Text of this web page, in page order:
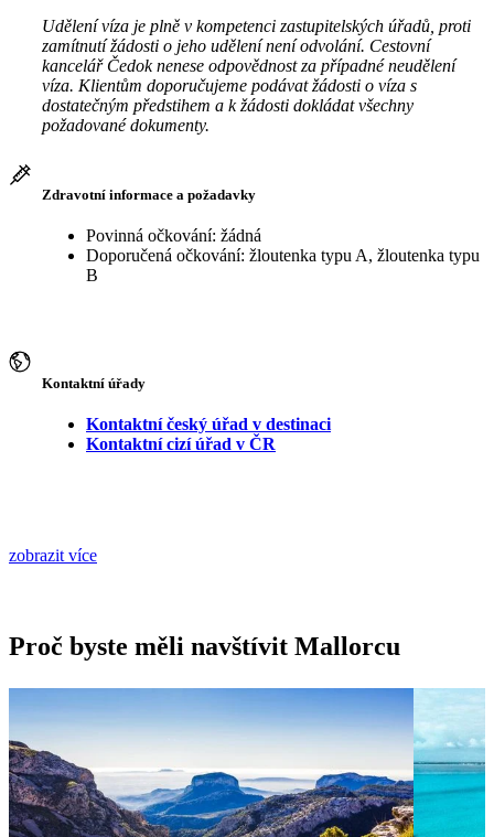
Udělení víza je plně v kompetenci zastupitelských úřadů, proti
zamítnutí žádosti o jeho udělení není odvolání. Cestovní
kancelář Čedok nenese odpovědnost za případné neudělení
víza. Klientům doporučujeme podávat žádosti o víza s
dostatečným předstihem a k žádosti dokládat všechny
požadované dokumenty.
Zdravotní informace a požadavky
Povinná očkování: žádná
Doporučená očkování: žloutenka typu A, žloutenka typu
B
Kontaktní úřady
Kontaktní český úřad v destinaci
Kontaktní cizí úřad v ČR
zobrazit více
Proč byste měli navštívit Mallorcu